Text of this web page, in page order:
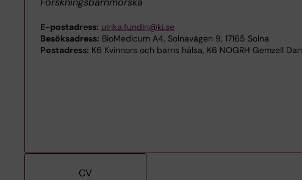
E-postadress: ulrika.fundin@ki.se
Besöksadress: BioMedicum A4, Solnavägen 9, 17165 Solna
Postadress: K6 Kvinnors och barns hälsa, K6 NOGRH Gemzell
CV